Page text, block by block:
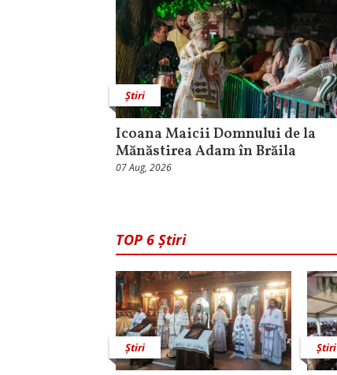
Știri
Icoana Maicii Domnului de la
Mănăstirea Adam în Brăila
07 Aug, 2026
TOP 6 Știri
Știri Știri